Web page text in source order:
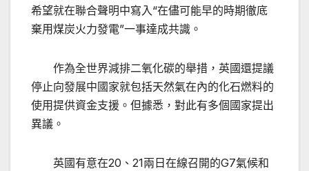
希望就在聯合聲明中寫入“在儘可能早的時期徹底
棄用煤炭火力發電”一事達成共識。
作為全世界減排二氧化碳的舉措，英國還提議
停止向發展中國家就包括天然氣在內的化石燃料的
使用提供資金支援。但據悉，對此有多個國家提出
異議。
英國有意在20、21兩日在線召開的G7氣候和